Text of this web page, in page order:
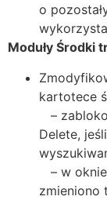
o
Moduły Środki
kartotece
–
Delete,
– w
zmieniono